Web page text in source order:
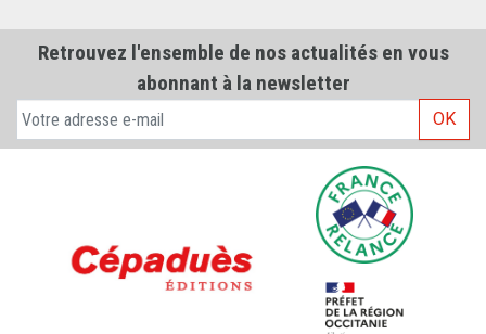
Retrouvez l'ensemble de nos actualités en vous
abonnant à la newsletter
OK